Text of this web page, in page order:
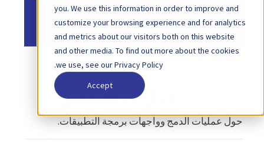
you. We use this information in order to improve and
customize your browsing experience and for analytics
and metrics about our visitors both on this website
and other media. To find out more about the cookies
we use, see our Privacy Policy.
Accept
الصفحة الرئيسية قاعدة المعرفة
عمليات التكامل
حول عمليات الدمج وواجهات برمجة التطبيقات.